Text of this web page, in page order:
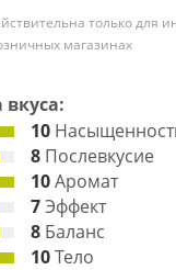
только для
магазинах
вкуса:
10
8Послевкусие
10Аромат
7Эффект
8Баланс
10Тело